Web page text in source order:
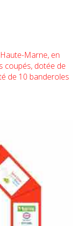
Marne, en
coupés, dotée de
de 10 banderoles